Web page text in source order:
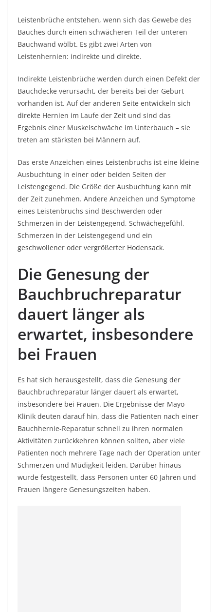
Leistenbrüche entstehen, wenn sich das Gewebe des
Bauches durch einen schwächeren Teil der unteren
Bauchwand wölbt. Es gibt zwei Arten von
Leistenhernien: indirekte und direkte.
Indirekte Leistenbrüche werden durch einen Defekt der
Bauchdecke verursacht, der bereits bei der Geburt
vorhanden ist. Auf der anderen Seite entwickeln sich
direkte Hernien im Laufe der Zeit und sind das
Ergebnis einer Muskelschwäche im Unterbauch – sie
treten am stärksten bei Männern auf.
Das erste Anzeichen eines Leistenbruchs ist eine kleine
Ausbuchtung in einer oder beiden Seiten der
Leistengegend. Die Größe der Ausbuchtung kann mit
der Zeit zunehmen. Andere Anzeichen und Symptome
eines Leistenbruchs sind Beschwerden oder
Schmerzen in der Leistengegend, Schwächegefühl,
Schmerzen in der Leistengegend und ein
geschwollener oder vergrößerter Hodensack.
Die Genesung der
Bauchbruchreparatur
dauert länger als
erwartet, insbesondere
bei Frauen
Es hat sich herausgestellt, dass die Genesung der
Bauchbruchreparatur länger dauert als erwartet,
insbesondere bei Frauen. Die Ergebnisse der Mayo-
Klinik deuten darauf hin, dass die Patienten nach einer
Bauchhernie-Reparatur schnell zu ihren normalen
Aktivitäten zurückkehren können sollten, aber viele
Patienten noch mehrere Tage nach der Operation unter
Schmerzen und Müdigkeit leiden. Darüber hinaus
wurde festgestellt, dass Personen unter 60 Jahren und
Frauen längere Genesungszeiten haben.